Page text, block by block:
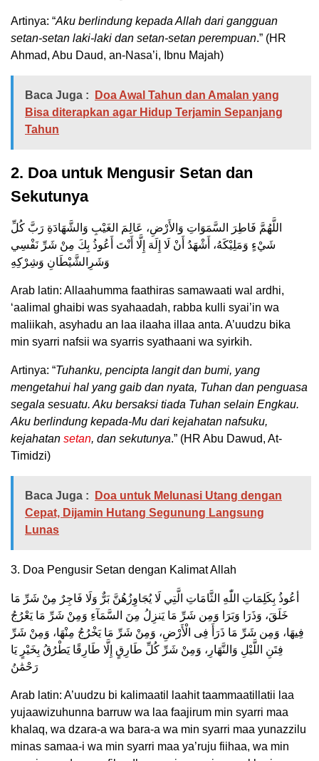
Artinya: “Aku berlindung kepada Allah dari gangguan
setan-setan laki-laki dan setan-setan perempuan.” (HR
Ahmad, Abu Daud, an-Nasa’i, Ibnu Majah)
Baca Juga :
Doa Awal Tahun dan Amalan yang
Bisa diterapkan agar Hidup Terjamin Sepanjang
Tahun
2. Doa untuk Mengusir Setan dan
Sekutunya
اللَّهُمَّ فَاطِرَ السَّمَوَاتِ وَالأَرْضِ، عَالِمَ الغَيْبِ وَالشَّهَادَةِ رَبَّ كُلِّ
شَيْءٍ وَمَلِيْكَهُ، أَشْهَدُ أَنْ لَا إِلَهَ إِلَّا أَنْتَ أَعُوذُ بِكَ مِنْ شَرِّ نَفْسِي
وَشَرِالشَّيْطَانِ وَشِرْكِهِ
Arab latin: Allaahumma faathiras samawaati wal ardhi,
‘aalimal ghaibi was syahaadah, rabba kulli syai’in wa
maliikah, asyhadu an laa ilaaha illaa anta. A’uudzu bika
min syarri nafsii wa syarris syathaani wa syirkih.
Artinya: “Tuhanku, pencipta langit dan bumi, yang
mengetahui hal yang gaib dan nyata, Tuhan dan penguasa
segala sesuatu. Aku bersaksi tiada Tuhan selain Engkau.
Aku berlindung kepada-Mu dari kejahatan nafsuku,
kejahatan setan, dan sekutunya.” (HR Abu Dawud, At-
Timidzi)
Baca Juga :
Doa untuk Melunasi Utang dengan
Cepat, Dijamin Hutang Segunung Langsung
Lunas
3. Doa Pengusir Setan dengan Kalimat Allah
أعُوذُ بِكَلِمَاتِ اللّٰهِ الثَّامَاتِ الَّتِي لَا يُجَاوِزُهُنَّ بَرٌّ وَلَا فَاجِرٌ مِنْ شَرِّ مَا
خَلَقَ، وَذَرَا وَبَرَا وَمِن شَرِّ مَا يَنزِلُ مِنَ السَّمَآءِ وَمِنْ شَرِّ مَا يَعْرُجُ
فِيهَا، وَمِن شَرِّ مَا ذَرَأَ فِى الْأَرْضِ، وَمِنْ شَرِّ مَا يَخْرُجُ مِنْهَا، وَمِنْ شَرِّ
فِتَنِ اللَّيْلِ وَالنَّهَارِ، وَمِنْ شَرِّ كُلِّ طَارِقٍ إِلَّا طَارِقًا يَطْرُقُ بِخَيْرٍ يَا
رَحْمَٰنُ
Arab latin: A’uudzu bi kalimaatil laahit taammaatillatii laa
yujaawizuhunna barruw wa laa faajirum min syarri maa
khalaq, wa dzara-a wa bara-a wa min syarri maa yunazzilu
minas samaa-i wa min syarri maa ya’ruju fiihaa, wa min